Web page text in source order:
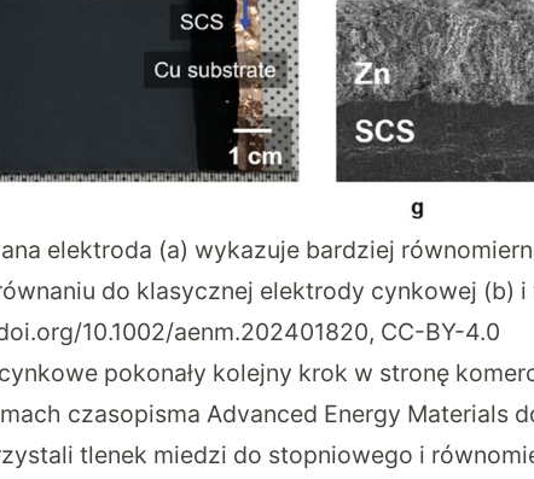
elektroda (a) wykazuje bardziej
do klasycznej elektrody cynkowej (b)
10.1002/aenm.202401820, CC-BY-4.0
pokonały kolejny krok w stronę
czasopisma Advanced Energy Materials
tlenek miedzi do stopniowego i